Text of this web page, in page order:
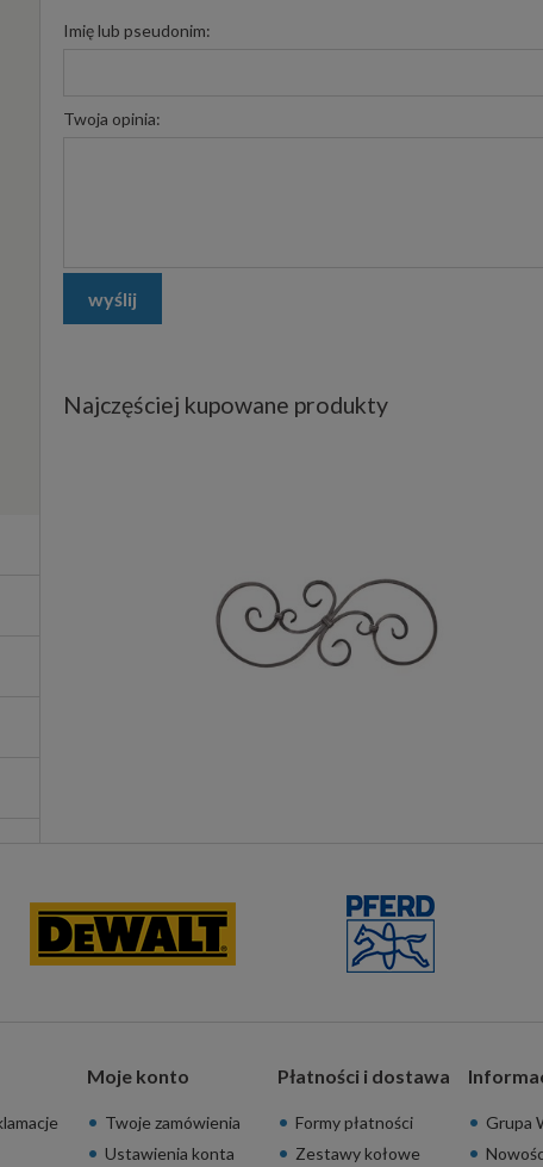
Imię lub pseudonim:
Twoja opinia:
wyślij
Najczęściej kupowane produkty
Moje konto
Twoje zamówienia
Ustawienia konta
Płatności i dostawa
Formy płatności
Zestawy kołowe
Grupa